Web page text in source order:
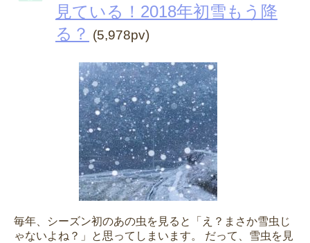
見ている！2018年初雪もう降
る？ (5,978pv)
毎年、シーズン初のあの虫を見ると「え？まさか雪虫じ
ゃないよね？」と思ってしまいます。 だって、雪虫を見